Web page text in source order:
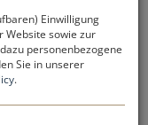
Einwilligung
Website sowie zur
personenbezogene
Sie in unserer
.